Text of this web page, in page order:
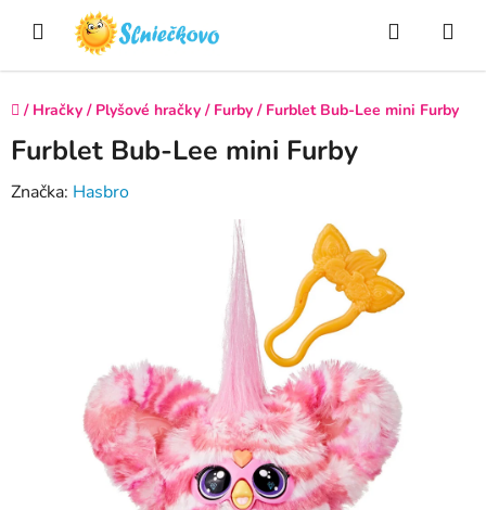
Hľadať
Domov
/ Hračky / Plyšové hračky / Furby / Furblet Bub-Lee mini Furby
Furblet Bub-Lee mini Furby
Značka: Hasbro